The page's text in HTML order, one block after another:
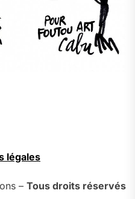
légales
– Tous droits réservés